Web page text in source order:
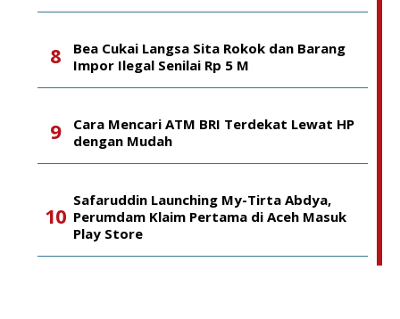
Bea Cukai Langsa Sita Rokok dan Barang
Impor Ilegal Senilai Rp 5 M
Cara Mencari ATM BRI Terdekat Lewat HP
dengan Mudah
Safaruddin Launching My-Tirta Abdya,
Perumdam Klaim Pertama di Aceh Masuk
Play Store